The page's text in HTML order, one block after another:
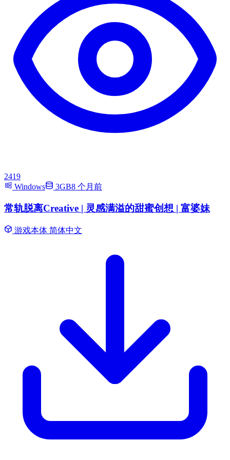
2419
Windows
3GB8 个月前
常轨脱离Creative | 灵感满溢的甜蜜创想 | 富婆妹
游戏本体 简体中文